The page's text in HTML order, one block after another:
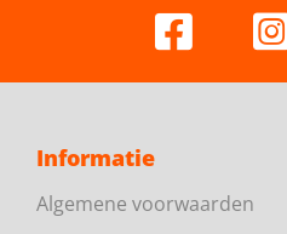
Informatie
Algemene voorwaarden